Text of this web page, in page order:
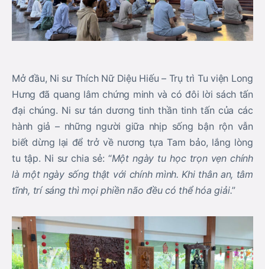
Mở đầu, Ni sư Thích Nữ Diệu Hiếu – Trụ trì Tu viện Long
Hưng đã quang lâm chứng minh và có đôi lời sách tấn
đại chúng. Ni sư tán dương tinh thần tinh tấn của các
hành giả – những người giữa nhịp sống bận rộn vẫn
biết dừng lại để trở về nương tựa Tam bảo, lắng lòng
tu tập. Ni sư chia sẻ: “Một ngày tu học trọn vẹn chính
là một ngày sống thật với chính mình. Khi thân an, tâm
tĩnh, trí sáng thì mọi phiền não đều có thể hóa giải.”